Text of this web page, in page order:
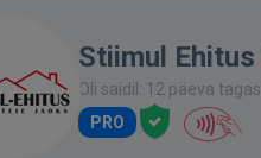
Stiimul Ehitus
Oli saidil: 12 päeva
PRO